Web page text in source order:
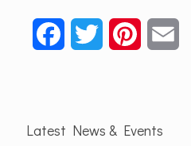
FacebookTwitter Pinterest
Latest News & Events